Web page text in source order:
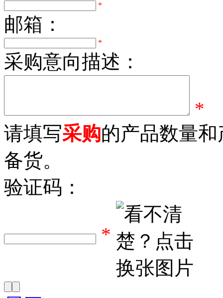
*
邮箱：
*
采购意向描述：
*
请填写采购的产品数量
备货。
验证码：
*